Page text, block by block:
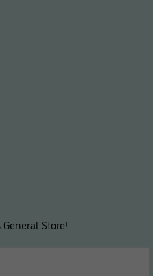
Store!